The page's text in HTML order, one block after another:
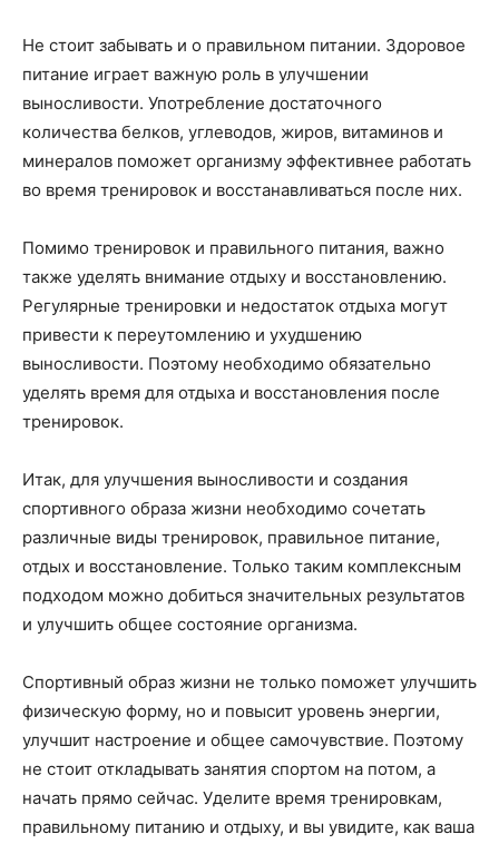
Не стоит забывать и о правильном питании. Здоровое
питание играет важную роль в улучшении
выносливости. Употребление достаточного
количества белков, углеводов, жиров, витаминов и
минералов поможет организму эффективнее работать
во время тренировок и восстанавливаться после них.
Помимо тренировок и правильного питания, важно
также уделять внимание отдыху и восстановлению.
Регулярные тренировки и недостаток отдыха могут
привести к переутомлению и ухудшению
выносливости. Поэтому необходимо обязательно
уделять время для отдыха и восстановления после
тренировок.
Итак, для улучшения выносливости и создания
спортивного образа жизни необходимо сочетать
различные виды тренировок, правильное питание,
отдых и восстановление. Только таким комплексным
подходом можно добиться значительных результатов
и улучшить общее состояние организма.
Спортивный образ жизни не только поможет улучшить
физическую форму, но и повысит уровень энергии,
улучшит настроение и общее самочувствие. Поэтому
не стоит откладывать занятия спортом на потом, а
начать прямо сейчас. Уделите время тренировкам,
правильному питанию и отдыху, и вы увидите, как ваша